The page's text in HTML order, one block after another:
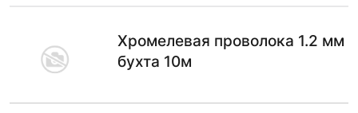
Хромелевая проволока 1.2 мм
бухта 10м